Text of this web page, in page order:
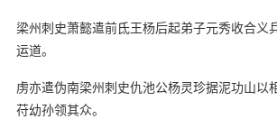
梁州刺史萧懿遣前氐王杨后起弟子元秀收合义
运道。
虏亦遣伪南梁州刺史仇池公杨灵珍据泥功山以
苻幼孙领其众。